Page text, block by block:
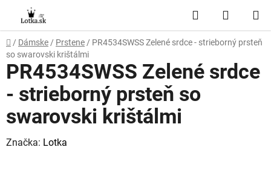
obsah
Hľadať
KOŠÍK
Domov
/ Dámske / Prstene / PR4534SWSS Zelené srdce - strieborný prsteň
so swarovski krištálmi
PR4534SWSS Zelené srdce
- strieborný prsteň so
swarovski krištálmi
Značka: Lotka